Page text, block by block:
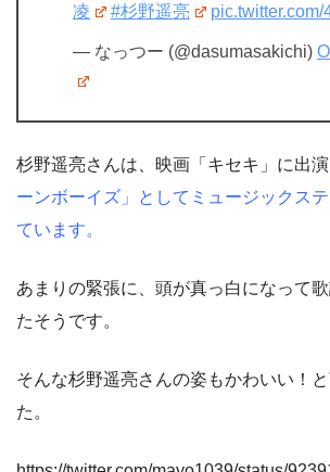
凌
#杉野遥亮
— なっつー (@dasumasakichi)
杉野遥亮さんは、映画「キセキ」に出演
ーンボーイズ」としてミュージックス
ています。
あまりの緊張に、頭が真っ白になって
たそうです。
そんな杉野遥亮さんの姿もかわいい！
た。